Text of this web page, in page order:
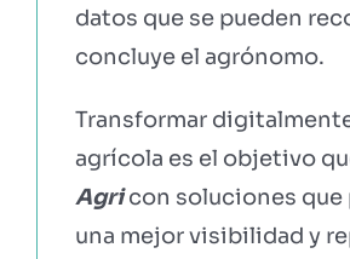
datos que se pueden
concluye el agrónomo.
Transformar
agrícola es el objetivo
Agricon soluciones que
una mejor visibilidad y